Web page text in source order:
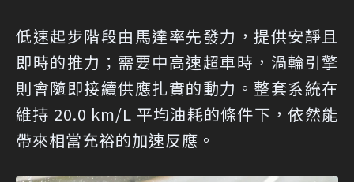
低速起步階段由馬達率先發力，提供安靜且
即時的推力；需要中高速超車時，渦輪引擎
則會隨即接續供應扎實的動力。整套系統在
維持 20.0 km/L 平均油耗的條件下，依然能
帶來相當充裕的加速反應。